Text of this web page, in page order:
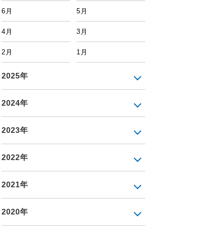
6月 5月
4月 3月
2月 1月
2025年
2024年
2023年
2022年
2021年
2020年